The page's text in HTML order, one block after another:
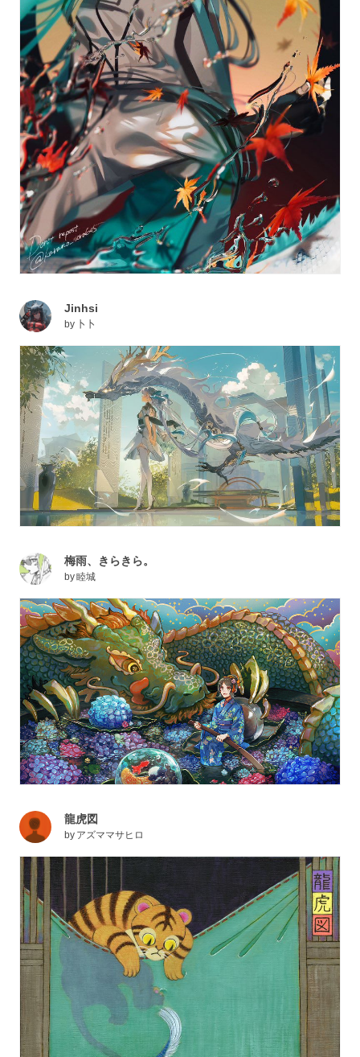
Jinhsi
by 卜卜
梅雨、きらきら。
by睦城
龍虎図
by アズママサヒロ